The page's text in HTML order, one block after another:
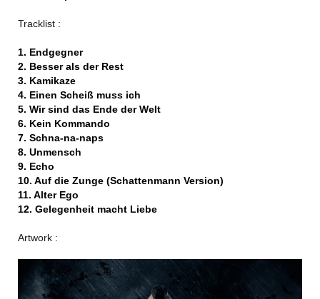
Tracklist :
1. Endgegner
2. Besser als der Rest
3. Kamikaze
4. Einen Scheiß muss ich
5. Wir sind das Ende der Welt
6. Kein Kommando
7. Schna-na-naps
8. Unmensch
9. Echo
10. Auf die Zunge (Schattenmann Version)
11. Alter Ego
12. Gelegenheit macht Liebe
Artwork :